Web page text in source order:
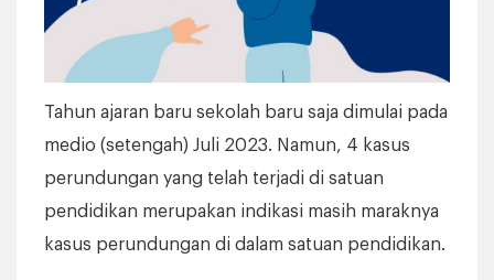
Tahun ajaran baru sekolah baru saja dimulai pada
medio (setengah) Juli 2023. Namun, 4 kasus
perundungan yang telah terjadi di satuan
pendidikan merupakan indikasi masih maraknya
kasus perundungan di dalam satuan pendidikan.